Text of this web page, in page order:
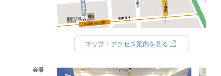
マップ・アクセス案内を見る
会場